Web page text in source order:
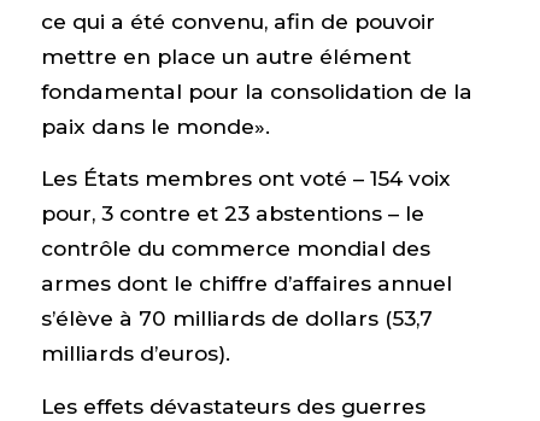
ce qui a été convenu, afin de pouvoir
mettre en place un autre élément
fondamental pour la consolidation de la
paix dans le monde».
Les États membres ont voté – 154 voix
pour, 3 contre et 23 abstentions – le
contrôle du commerce mondial des
armes dont le chiffre d’affaires annuel
s’élève à 70 milliards de dollars (53,7
milliards d’euros).
Les effets dévastateurs des guerres